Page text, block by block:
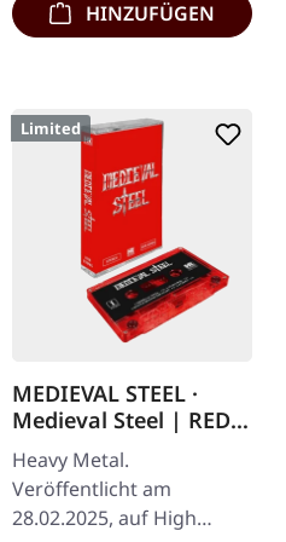
HINZUFÜGEN
Limited
MEDIEVAL STEEL ·
Medieval Steel | RED
TAPE
Heavy Metal.
Veröffentlicht am
28.02.2025, auf High